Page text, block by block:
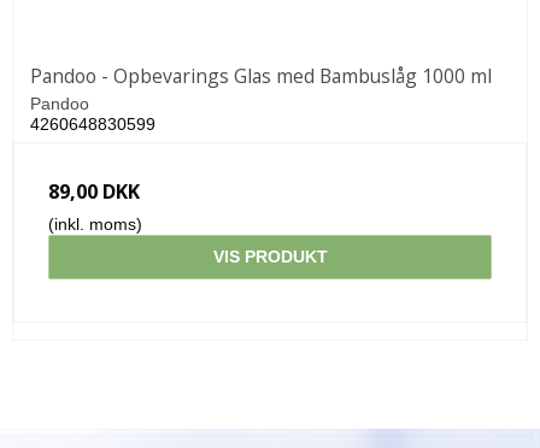
Pandoo - Opbevarings Glas med Bambuslåg 1000 ml
Pandoo
4260648830599
89,00 DKK
(inkl. moms)
VIS PRODUKT